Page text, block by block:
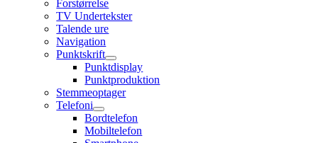
Forstørrelse
TV Undertekster
Talende ure
Navigation
Punktskrift
Punktdisplay
Punktproduktion
Stemmeoptager
Telefoni
Bordtelefon
Mobiltelefon